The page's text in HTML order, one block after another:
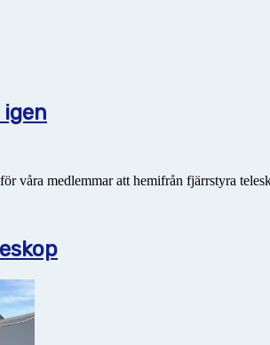
våra medlemmar att hemifrån fjärrstyra